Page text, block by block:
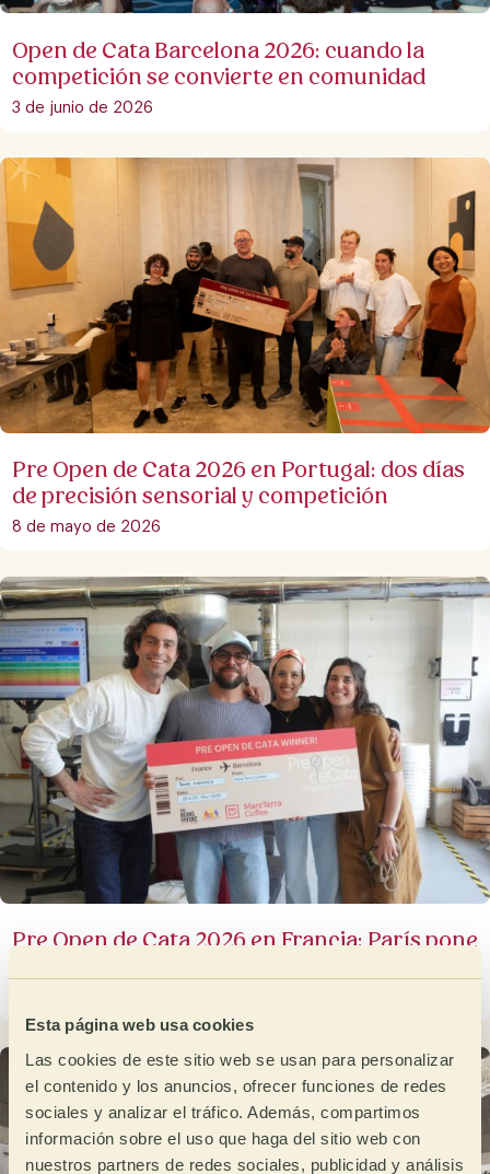
Esta página web usa cookies
Las cookies de este sitio web se usan para personalizar
el contenido y los anuncios, ofrecer funciones de redes
sociales y analizar el tráfico. Además, compartimos
información sobre el uso que haga del sitio web con
nuestros partners de redes sociales, publicidad y análisis
Open de Cata Barcelona 2026: cuando la
competición se convierte en comunidad
3 de junio de 2026
Pre Open de Cata 2026 en Portugal: dos días
de precisión sensorial y competición
8 de mayo de 2026
Pre Open de Cata 2026 en Francia: París pone